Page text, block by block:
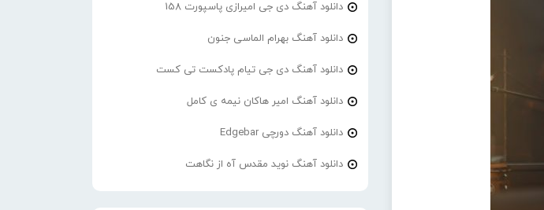
دانلود آهنگ دی جی امیرازی پاسپورت 158
دانلود آهنگ بهرام الماسی جنون
دانلود آهنگ دی جی تیام پادکست تی کست
دانلود آهنگ امیر هاکان نیمه ی کامل
دانلود آهنگ دورچی Edgebar
دانلود آهنگ نوید مقدس آه از نگاهت